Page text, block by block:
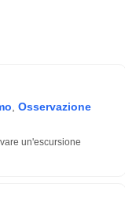
Osservazione
un'escursione